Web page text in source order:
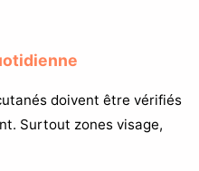
doivent être vérifiés
Surtout zones visage,